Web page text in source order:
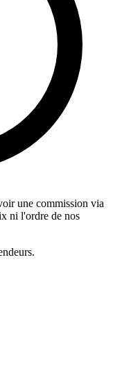
une commission via
ni l'ordre de nos